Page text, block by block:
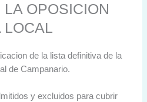
OPOSICION
LOCAL
de la lista definitiva de la
de Campanario.
y excluidos para cubrir